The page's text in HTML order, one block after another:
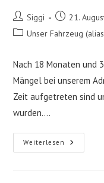
Beitrags-
Autor:
Siggi
Beitrag
veröffentlicht:
21.
Beitrags-
Unser Fahrzeug
Nach 18 Monaten und
Mängel bei unserem
Zeit aufgetreten sind
wurden.…
Weiterlesen Adria
Twin